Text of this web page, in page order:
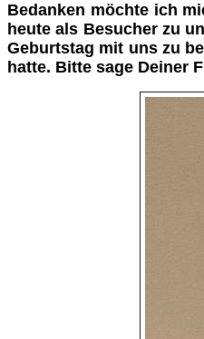
Bedanken möchte ich
heute als Besucher zu
Geburtstag mit uns zu
hatte. Bitte sage Deiner